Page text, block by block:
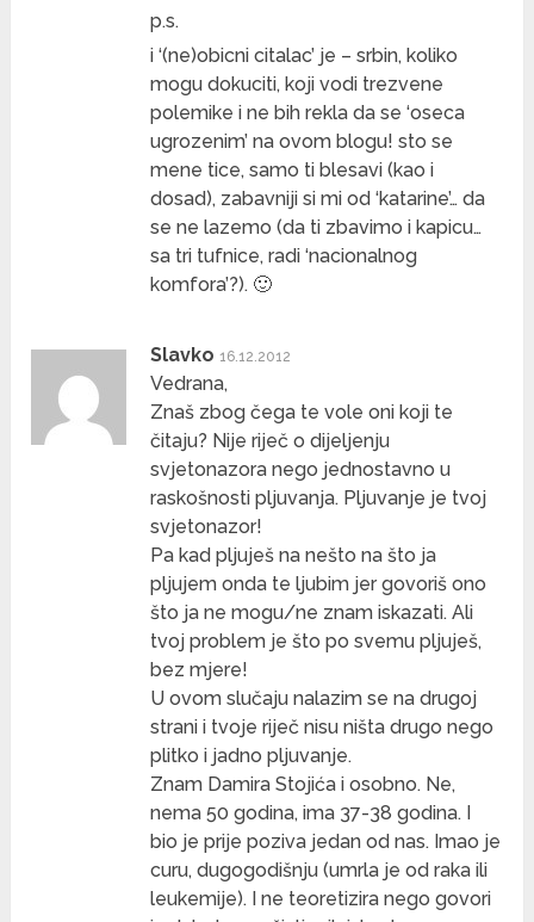
p.s.
i ‘(ne)obicni citalac’ je – srbin, koliko
mogu dokuciti, koji vodi trezvene
polemike i ne bih rekla da se ‘oseca
ugrozenim’ na ovom blogu! sto se
mene tice, samo ti blesavi (kao i
dosad), zabavniji si mi od ‘katarine’… da
se ne lazemo (da ti zbavimo i kapicu…
sa tri tufnice, radi ‘nacionalnog
komfora’?). 🙂
Slavko 16.12.2012
Vedrana,
Znaš zbog čega te vole oni koji te
čitaju? Nije riječ o dijeljenju
svjetonazora nego jednostavno u
raskošnosti pljuvanja. Pljuvanje je tvoj
svjetonazor!
Pa kad pljuješ na nešto na što ja
pljujem onda te ljubim jer govoriš ono
što ja ne mogu/ne znam iskazati. Ali
tvoj problem je što po svemu pljuješ,
bez mjere!
U ovom slučaju nalazim se na drugoj
strani i tvoje riječ nisu ništa drugo nego
plitko i jadno pljuvanje.
Znam Damira Stojića i osobno. Ne,
nema 50 godina, ima 37-38 godina. I
bio je prije poziva jedan od nas. Imao je
curu, dugogodišnju (umrla je od raka ili
leukemije). I ne teoretizira nego govori